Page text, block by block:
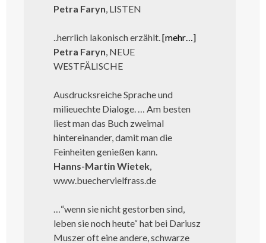
Petra Faryn, LISTEN
..herrlich lakonisch erzählt.[mehr…]
Petra Faryn, NEUE
WESTFÄLISCHE
Ausdrucksreiche Sprache und
milieuechte Dialoge. … Am besten
liest man das Buch zweimal
hintereinander, damit man die
Feinheiten genießen kann.
Hanns-Martin Wietek,
www.buechervielfrass.de
…“wenn sie nicht gestorben sind,
leben sie noch heute“ hat bei Dariusz
Muszer oft eine andere, schwarze